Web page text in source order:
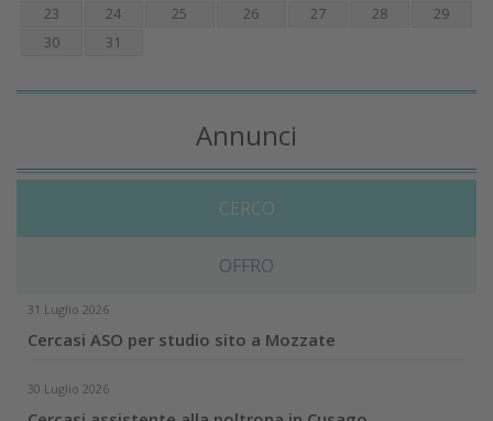
23
24 25 26 27 28
29
30
31
Annunci
CERCO
OFFRO
31 Luglio 2026
Cercasi ASO per studio sito a Mozzate
30 Luglio 2026